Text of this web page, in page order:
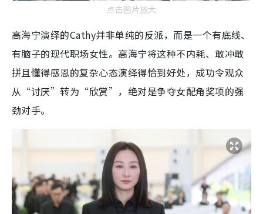
点击图片放大
高海宁演绎的Cathy并非单纯的反派，而是一个有底线、
有脑子的现代职场女性。高海宁将这种不内耗、敢冲敢
拼且懂得感恩的复杂心态演绎得恰到好处，成功令观众
从“讨厌”转为“欣赏”，绝对是争夺女配角奖项的强
劲对手。